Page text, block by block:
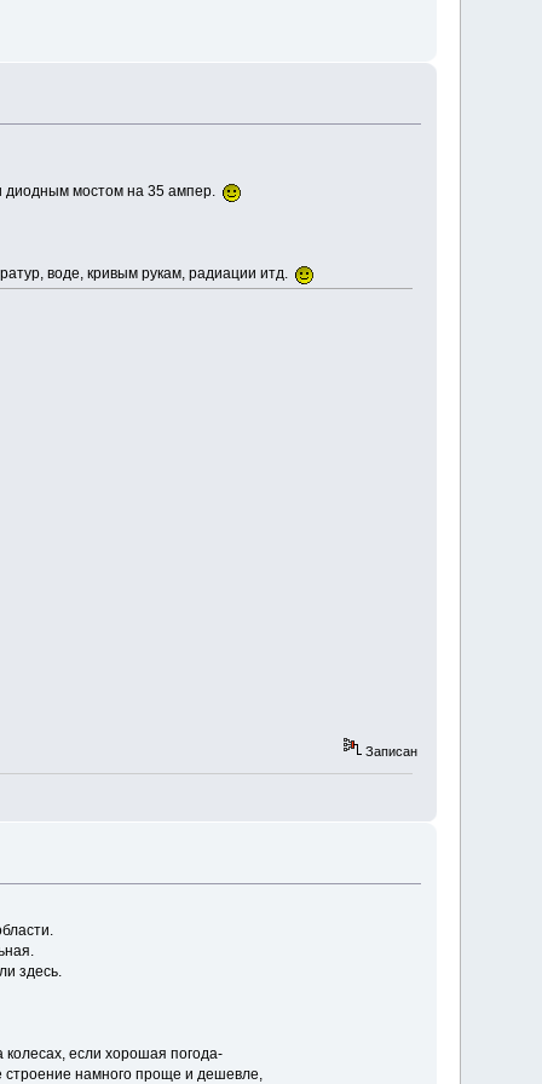
мостом на 35 ампер.
воде, кривым рукам, радиации итд.
Записан
здесь.
если хорошая погода-
строение намного проще и дешевле,